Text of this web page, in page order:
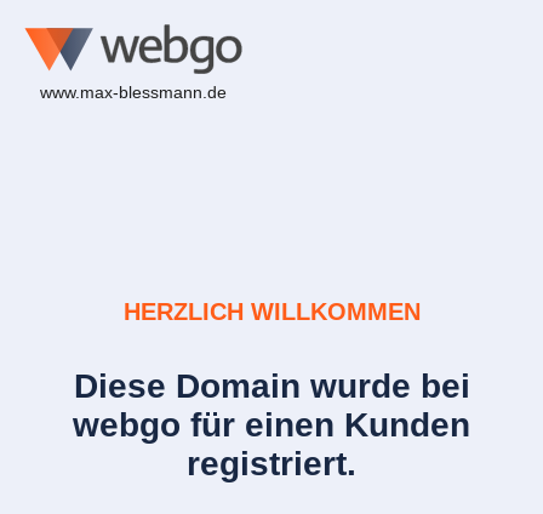
www.max-blessmann.de
HERZLICH WILLKOMMEN
Diese Domain wurde bei
webgo für einen Kunden
registriert.